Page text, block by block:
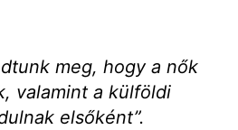
meg, hogy a nők
valamint a külföldi
elsőként”.